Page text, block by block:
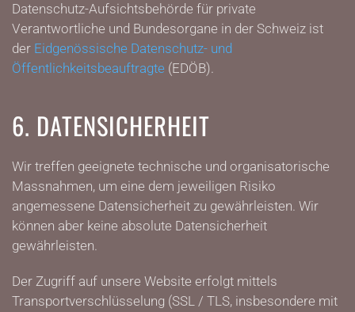
Datenschutz-Aufsichtsbehörde für private
Verantwortliche und Bundesorgane in der Schweiz ist
der Eidgenössische Datenschutz- und
Öffentlichkeitsbeauftragte (EDÖB).
6. DATENSICHERHEIT
Wir treffen geeignete technische und organisatorische
Massnahmen, um eine dem jeweiligen Risiko
angemessene Datensicherheit zu gewährleisten. Wir
können aber keine absolute Datensicherheit
gewährleisten.
Der Zugriff auf unsere Website erfolgt mittels
Transportverschlüsselung (SSL / TLS, insbesondere mit